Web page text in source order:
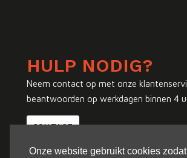
Onze website gebruikt cookies
HULP NODIG?
Neem contact op met onze
beantwoorden op werkdagen binnen 4
CONTACT